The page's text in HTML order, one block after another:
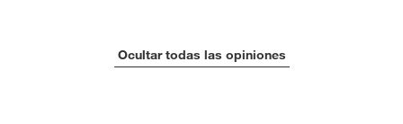
Ocultar todas las opiniones